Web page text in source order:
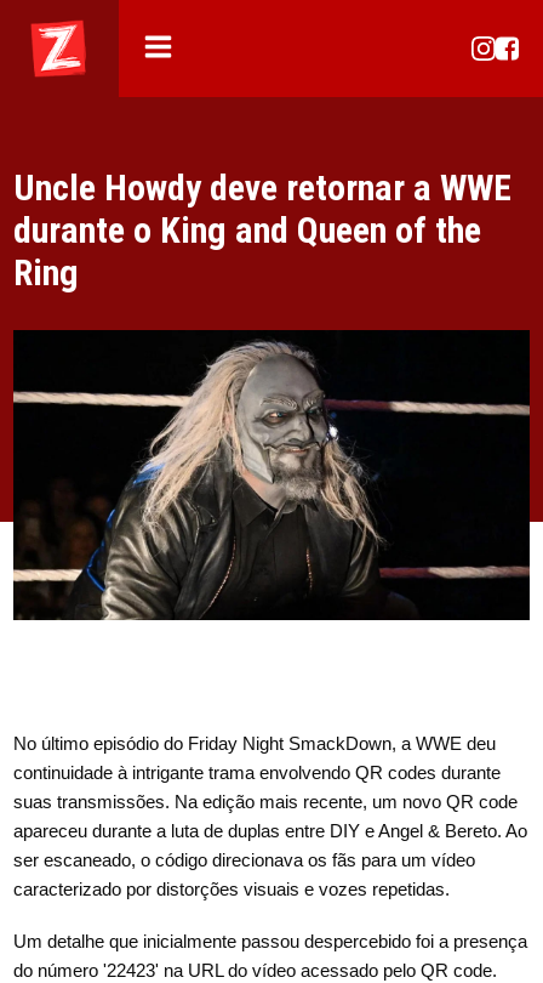
Uncle Howdy deve retornar a WWE
durante o King and Queen of the
Ring
No último episódio do Friday Night SmackDown, a WWE deu
continuidade à intrigante trama envolvendo QR codes durante
suas transmissões. Na edição mais recente, um novo QR code
apareceu durante a luta de duplas entre DIY e Angel & Bereto. Ao
ser escaneado, o código direcionava os fãs para um vídeo
caracterizado por distorções visuais e vozes repetidas.
Um detalhe que inicialmente passou despercebido foi a presença
do número '22423' na URL do vídeo acessado pelo QR code.